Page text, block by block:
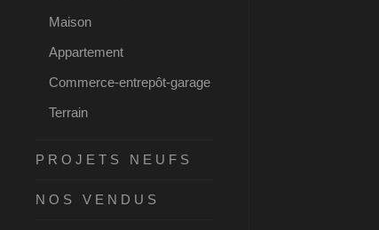
Maison
Appartement
Commerce-entrepôt-garage
Terrain
PROJETS NEUFS
NOS VENDUS